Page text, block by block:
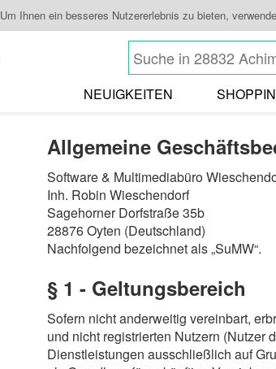
Um Ihnen ein besseres Nutzererlebnis zu bieten,
NEUIGKEITEN
Allgemeine
Software & Multimediabüro
Inh. Robin Wieschendorf
Sagehorner Dorfstraße 35b
28876 Oyten (Deutschland)
Nachfolgend bezeichnet als „SuMW“.
§ 1 - Geltungsbereich
Sofern nicht anderweitig vereinbart,
und nicht registrierten Nutzern (Nutzer
Dienstleistungen ausschließlich auf